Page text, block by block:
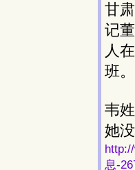
甘
记
人
班。
韦
她
息-